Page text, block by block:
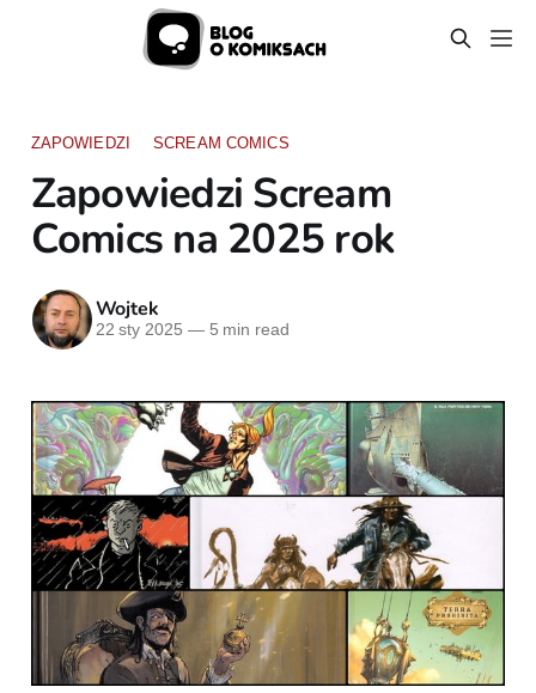
ZAPOWIEDZI SCREAM COMICS
Zapowiedzi Scream
Comics na 2025 rok
Wojtek
22 sty 2025 —5 min read